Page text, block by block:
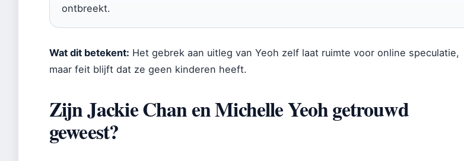
ontbreekt.
Wat dit betekent: Het gebrek aan uitleg van Yeoh zelf laat ruimte voor online speculatie,
maar feit blijft dat ze geen kinderen heeft.
Zijn Jackie Chan en Michelle Yeoh getrouwd
geweest?